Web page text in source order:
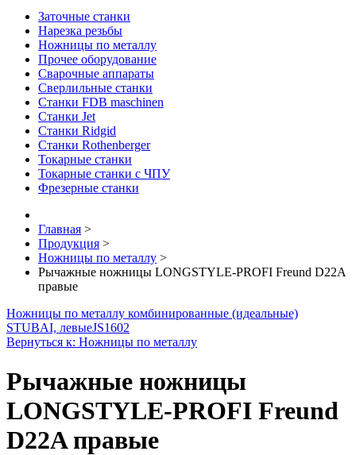
Заточные станки
Нарезка резьбы
Ножницы по металлу
Прочее оборудование
Сварочные аппараты
Сверлильные станки
Станки FDB maschinen
Станки Jet
Станки Ridgid
Станки Rothenberger
Токарные станки
Токарные станки с ЧПУ
Фрезерные станки
Главная >
Продукция >
Ножницы по металлу >
Рычажные ножницы LONGSTYLE-PROFI Freund D22A
правые
Ножницы по металлу комбинированные (идеальные)
STUBAI, левыеJS1602
Вернуться к: Ножницы по металлу
Рычажные ножницы
LONGSTYLE-PROFI Freund
D22A правые